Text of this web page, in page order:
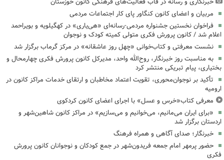
مربیان و اعضای کانون کنگاور پای کار اجتماعات مردمی
فراخوان نخستین جشنواره مردمی-رسانه‌ای «هی‌یاری» در کهگیلویه و بویراحمد
اعلام شد / کانون پرورش فکری متولی کمیته کودک و نوجوان
نشست معرفتی و کتاب‌خوانی «چهل روز عاشقانه» در مرکز گرماب برگزار شد
به مناسبت روز خبرنگار، روح‌الله واحد، مدیرکل کانون پرورش فکری چهارمحال و
بختیاری، پیام تبریکی منتشر کرد
تأکید بر نوجوان‌محوری، تقویت اعتماد مخاطبان و ارتقای خدمات مراکز کانون در
ارومیه
معرفی کتاب«خرس و عسل» با اجرای اعضای کانون کردکوی
«برای ایران می‌مانیم، می‌خوانیم و می‌سازیم» در مراکز کانون شاهین‌شهر و
اردستان برگزار شد
خبرنگار؛ صدای آگاهی و همراه فرهنگ
حضور پرمهر امام جمعه فریدون‌شهر در جمع کودکان و نوجوانان کانون پرورش
فکری